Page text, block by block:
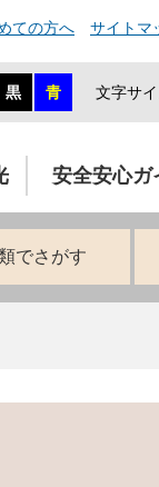
ての方へ サイトマ
黒 青 文字サ
安全安心ガ
でさがす